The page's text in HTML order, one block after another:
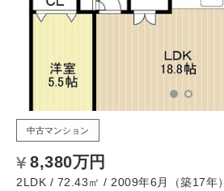
中古マンション
8,380万円
2LDK / 72.43㎡ / 2009年6月（築17年）